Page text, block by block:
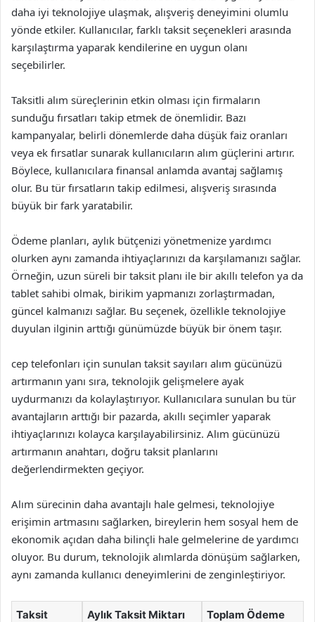
daha iyi teknolojiye ulaşmak, alışveriş deneyimini olumlu
yönde etkiler. Kullanıcılar, farklı taksit seçenekleri arasında
karşılaştırma yaparak kendilerine en uygun olanı
seçebilirler.
Taksitli alım süreçlerinin etkin olması için firmaların
sunduğu fırsatları takip etmek de önemlidir. Bazı
kampanyalar, belirli dönemlerde daha düşük faiz oranları
veya ek fırsatlar sunarak kullanıcıların alım güçlerini artırır.
Böylece, kullanıcılara finansal anlamda avantaj sağlamış
olur. Bu tür fırsatların takip edilmesi, alışveriş sırasında
büyük bir fark yaratabilir.
Ödeme planları, aylık bütçenizi yönetmenize yardımcı
olurken aynı zamanda ihtiyaçlarınızı da karşılamanızı sağlar.
Örneğin, uzun süreli bir taksit planı ile bir akıllı telefon ya da
tablet sahibi olmak, birikim yapmanızı zorlaştırmadan,
güncel kalmanızı sağlar. Bu seçenek, özellikle teknolojiye
duyulan ilginin arttığı günümüzde büyük bir önem taşır.
cep telefonları için sunulan taksit sayıları alım gücünüzü
artırmanın yanı sıra, teknolojik gelişmelere ayak
uydurmanızı da kolaylaştırıyor. Kullanıcılara sunulan bu tür
avantajların arttığı bir pazarda, akıllı seçimler yaparak
ihtiyaçlarınızı kolayca karşılayabilirsiniz. Alım gücünüzü
artırmanın anahtarı, doğru taksit planlarını
değerlendirmekten geçiyor.
Alım sürecinin daha avantajlı hale gelmesi, teknolojiye
erişimin artmasını sağlarken, bireylerin hem sosyal hem de
ekonomik açıdan daha bilinçli hale gelmelerine de yardımcı
oluyor. Bu durum, teknolojik alımlarda dönüşüm sağlarken,
aynı zamanda kullanıcı deneyimlerini de zenginleştiriyor.
Taksit
Aylık Taksit Miktarı
Toplam Ödeme